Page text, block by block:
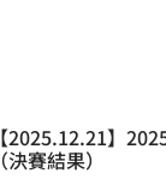
【2025.12.21】
（決賽結果）